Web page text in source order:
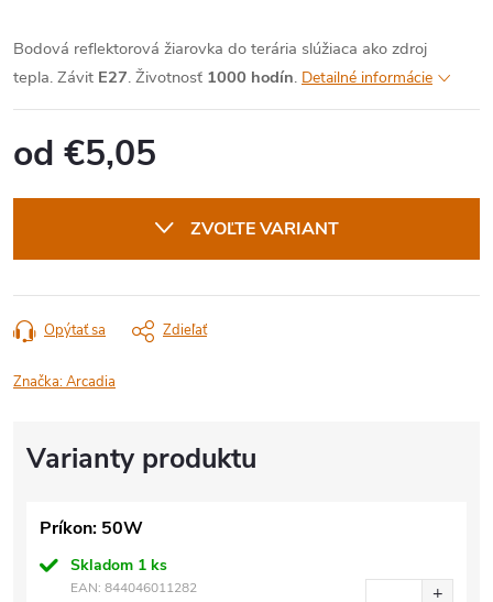
Bodová reflektorová žiarovka do terária slúžiaca ako zdroj
tepla. Závit E27. Životnosť 1000 hodín. Detailné informácie
od €5,05
ZVOĽTE VARIANT
Opýtať sa Zdieľať
Značka:Arcadia
Príkon: 50W
Skladom 1 ks
EAN: 844046011282